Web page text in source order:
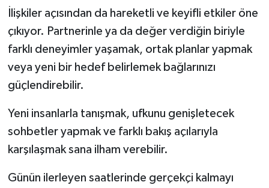
İlişkiler açısından da hareketli ve keyifli etkiler öne
çıkıyor. Partnerinle ya da değer verdiğin biriyle
farklı deneyimler yaşamak, ortak planlar yapmak
veya yeni bir hedef belirlemek bağlarınızı
güçlendirebilir.
Yeni insanlarla tanışmak, ufkunu genişletecek
sohbetler yapmak ve farklı bakış açılarıyla
karşılaşmak sana ilham verebilir.
Günün ilerleyen saatlerinde gerçekçi kalmayı